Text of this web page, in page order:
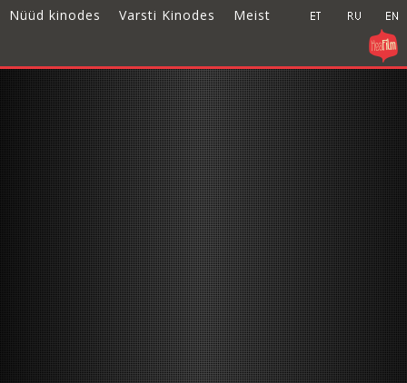
Nüüd kinodes Varsti Kinodes Meist